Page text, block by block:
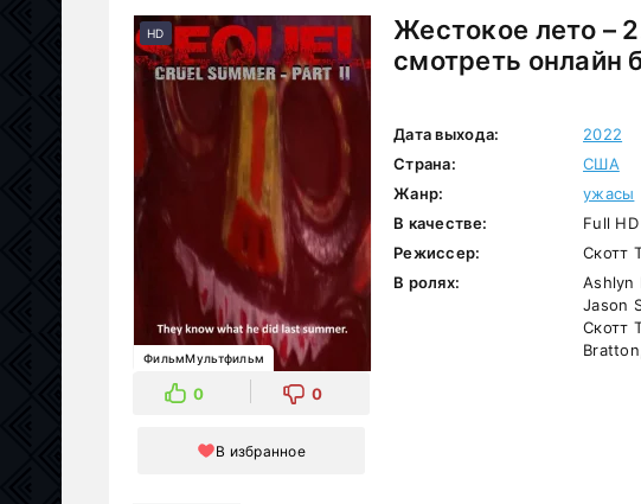
Жестокое лето –
смотреть онлайн
HD
ФильмМультфильм
0 0
В избранное
Дата выхода:
2022
Страна:
США
Жанр:
ужасы
В качестве:
Full HD
Режиссер:
Скотт
В ролях:
Ashlyn
Jason
Скотт